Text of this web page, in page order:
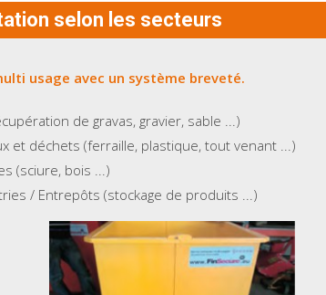
selon les secteurs
usage avec un système breveté.
de gravas, gravier, sable ...)
et déchets (ferraille, plastique, tout venant ...)
(sciure, bois ...)
/ Entrepôts (stockage de produits ...)